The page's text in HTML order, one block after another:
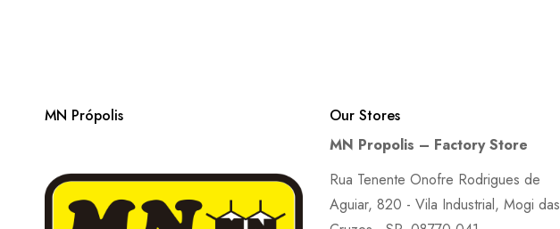
MN Própolis
Our Stores
MN Propolis – Factory Store
Rua Tenente Onofre Rodrigues de
Aguiar, 820 - Vila Industrial, Mogi das